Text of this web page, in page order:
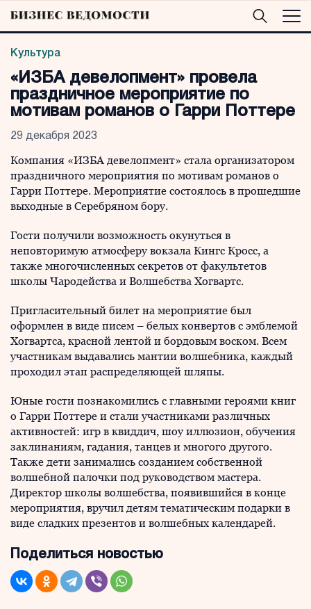
Культура
«ИЗБА девелопмент» провела
праздничное мероприятие по
мотивам романов о Гарри Поттере
29 декабря 2023
Компания «ИЗБА девелопмент» стала организатором
праздничного мероприятия по мотивам романов о
Гарри Поттере. Мероприятие состоялось в прошедшие
выходные в Серебряном бору.
Гости получили возможность окунуться в
неповторимую атмосферу вокзала Кингс Кросс, а
также многочисленных секретов от факультетов
школы Чародейства и Волшебства Хогвартс.
Пригласительный билет на мероприятие был
оформлен в виде писем – белых конвертов с эмблемой
Хогвартса, красной лентой и бордовым воском. Всем
участникам выдавались мантии волшебника, каждый
проходил этап распределяющей шляпы.
Юные гости познакомились с главными героями книг
о Гарри Поттере и стали участниками различных
активностей: игр в квиддич, шоу иллюзион, обучения
заклинаниям, гадания, танцев и многого другого.
Также дети занимались созданием собственной
волшебной палочки под руководством мастера.
Директор школы волшебства, появившийся в конце
мероприятия, вручил детям тематическим подарки в
виде сладких презентов и волшебных календарей.
Поделиться новостью